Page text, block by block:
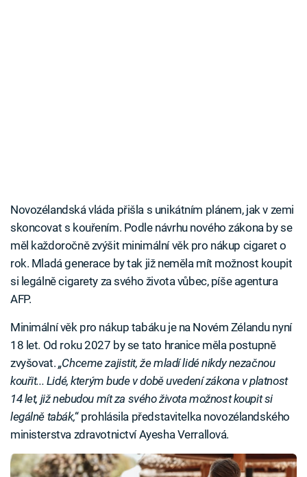
Novozélandská vláda přišla s unikátním plánem, jak v zemi
skoncovat s kouřením. Podle návrhu nového zákona by se
měl každoročně zvýšit minimální věk pro nákup cigaret o
rok. Mladá generace by tak již neměla mít možnost koupit
si legálně cigarety za svého života vůbec, píše agentura
AFP.
Minimální věk pro nákup tabáku je na Novém Zélandu nyní
18 let. Od roku 2027 by se tato hranice měla postupně
zvyšovat. „Chceme zajistit, že mladí lidé nikdy nezačnou
kouřit... Lidé, kterým bude v době uvedení zákona v platnost
14 let, již nebudou mít za svého života možnost koupit si
legálně tabák,“ prohlásila představitelka novozélandského
ministerstva zdravotnictví Ayesha Verrallová.